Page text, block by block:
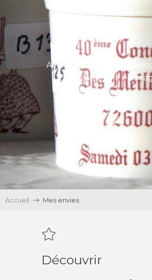
Aenean tincidunt eros
Ut egestas velit eu
Accueil Mes envies
Découvrir